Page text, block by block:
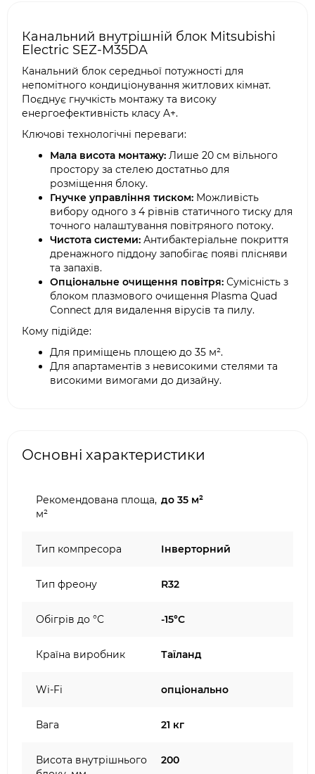
Канальний внутрішній блок Mitsubishi
Electric SEZ-M35DA
Канальний блок середньої потужності для
непомітного кондиціонування житлових кімнат.
Поєднує гнучкість монтажу та високу
енергоефективність класу A+.
Ключові технологічні переваги:
Мала висота монтажу: Лише 20 см вільного
простору за стелею достатньо для
розміщення блоку.
Гнучке управління тиском: Можливість
вибору одного з 4 рівнів статичного тиску для
точного налаштування повітряного потоку.
Чистота системи: Антибактеріальне покриття
дренажного піддону запобігає появі плісняви
та запахів.
Опціональне очищення повітря: Сумісність з
блоком плазмового очищення Plasma Quad
Connect для видалення вірусів та пилу.
Кому підійде:
Для приміщень площею до 35 м².
Для апартаментів з невисокими стелями та
високими вимогами до дизайну.
Основні характеристики
Рекомендована площа,
м²
до 35 м²
Тип компресора Інверторний
Тип фреону R32
Обігрів до °C -15°C
Країна виробник Таїланд
Wi-Fi опціонально
Вага 21 кг
Висота внутрішнього
200